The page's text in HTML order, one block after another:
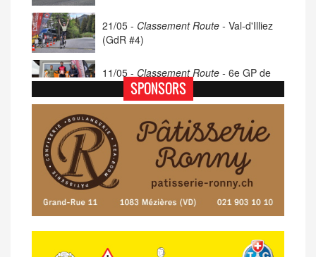
21/05 - Classement Route - Val-d'Illiez
(GdR #4)
11/05 - Classement Route - 6e GP de
Porsel (TdC #4)
07/05 - Classement Route -
Blonay-Les
Pléiades (GdR #3)
23/04 - Classement Route -4e Pringy -
Moléson (TdC #3)
14/04 -Photos -Les photos du 5e GP
de Semsales
SPONSORS